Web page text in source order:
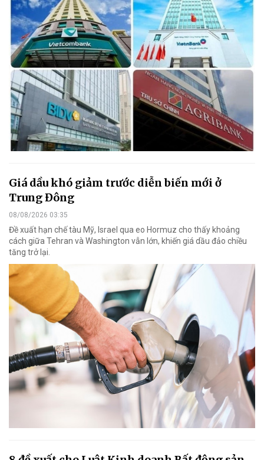
Giá dầu khó giảm trước diễn biến mới ở
Trung Đông
08/08/2026 03:35
Đề xuất hạn chế tàu Mỹ, Israel qua eo Hormuz cho thấy khoảng
cách giữa Tehran và Washington vẫn lớn, khiến giá dầu đảo chiều
tăng trở lại.